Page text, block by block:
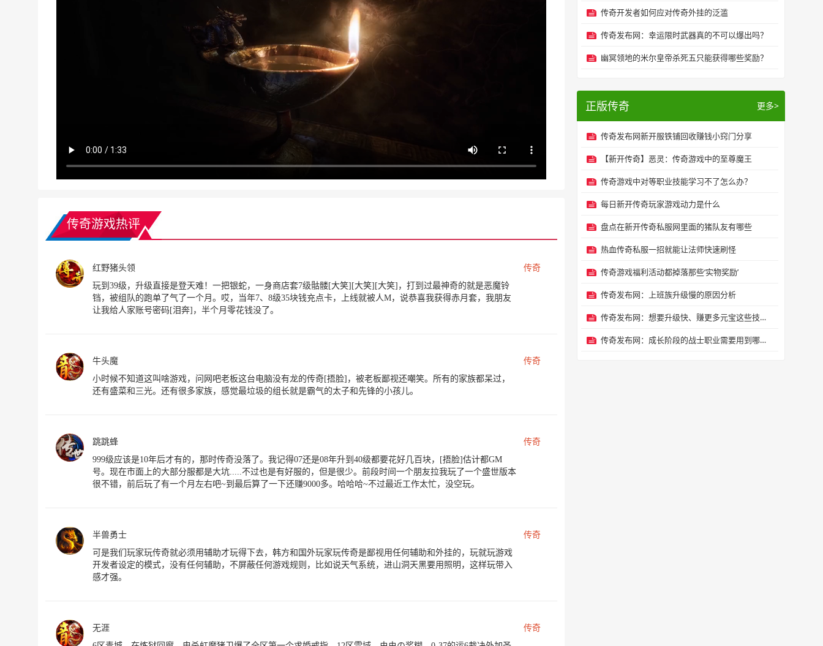
传奇游戏热评
红野猪头领 传奇
玩到39级，升级直接是登天难！一把银蛇，一身商店套7级骷髅[大笑][大笑][大笑]，打到过最神奇的就是恶魔铃
铛，被组队的跑单了气了一个月。哎，当年7、8级35块钱充点卡，上线就被人M，说恭喜我获得赤月套，我朋友
让我给人家账号密码[泪奔]，半个月零花钱没了。
牛头魔 传奇
小时候不知道这叫啥游戏，问网吧老板这台电脑没有龙的传奇[捂脸]，被老板鄙视还嘲笑。所有的家族都呆过，
还有盛菜和三光。还有很多家族，感觉最垃圾的组长就是霸气的太子和先锋的小孩儿。
跳跳蜂 传奇
999级应该是10年后才有的，那时传奇没落了。我记得07还是08年升到40级都要花好几百块，[捂脸]估计都GM
号。现在市面上的大部分服都是大坑.....不过也是有好服的，但是很少。前段时间一个朋友拉我玩了一个盛世版本
很不错，前后玩了有一个月左右吧~到最后算了一下还赚9000多。哈哈哈~不过最近工作太忙，没空玩。
半兽勇士 传奇
可是我们玩家玩传奇就必须用辅助才玩得下去，韩方和国外玩家玩传奇是鄙视用任何辅助和外挂的，玩就玩游戏
开发者设定的模式，没有任何辅助，不屏蔽任何游戏规则，比如说天气系统，进山洞天黑要用照明，这样玩带入
感才强。
无涯 传奇
传奇开发者如何应对传奇外挂的泛滥
传奇发布网：幸运限时武器真的不可以爆出吗？
幽冥领地的米尔皇帝杀死五只能获得哪些奖励？
正版传奇 更多>
传奇发布网新开服铁铺回收赚钱小窍门分享
【新开传奇】恶灵：传奇游戏中的至尊魔王
传奇游戏中对等职业技能学习不了怎么办？
每日新开传奇玩家游戏动力是什么
盘点在新开传奇私服网里面的猪队友有哪些
热血传奇私服一招就能让法师快速刷怪
传奇游戏福利活动都掉落那些‘实物奖励’
传奇发布网：上班族升级慢的原因分析
传奇发布网：想要升级快、赚更多元宝这些技巧一定要掌握
传奇发布网：成长阶段的战士职业需要用到哪些武器装备？